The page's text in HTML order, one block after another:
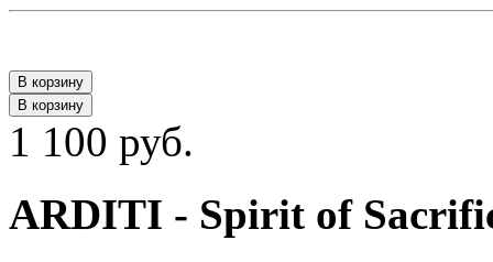
В корзину
В корзину
1 100 руб.
ARDITI - Spirit of